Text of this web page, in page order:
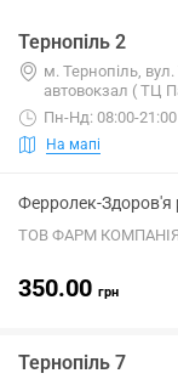
Тернопіль 2
м. Тернопіль,
автовокзал ( ТЦ
Пн-Нд: 08:00-21:00
На мапі
Ферролек-
ТОВ ФАРМ
350.00 грн
Тернопіль 7